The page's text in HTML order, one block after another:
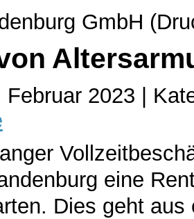
GmbH
Februar 2023 |
eine
Dies geht aus